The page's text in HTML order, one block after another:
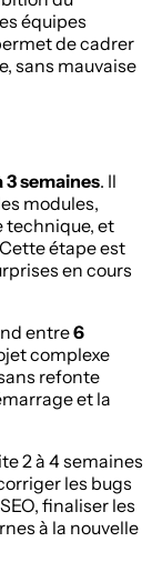
équipes
de cadrer
sans mauvaise
3 semaines. Il
modules,
technique, et
étape est
en cours
entre6
complexe
refonte
et la
2 à 4 semaines
les bugs
finaliser les
à la nouvelle